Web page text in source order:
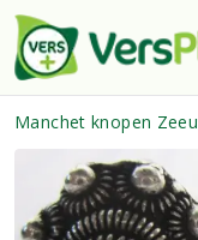
Manchet knopen